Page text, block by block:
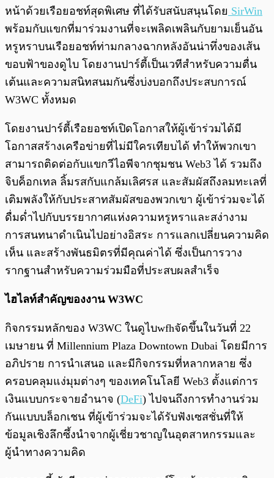
หน้าด้วยเรือยอชท์สุดพิเศษ ที่ได้รับสนับสนุนโดย SirWin
พร้อมกับแขกที่มาร่วมงานที่จะเพลิดเพลินกับยามเย็นอัน
หรูหราบนเรือยอชท์ท่ามกลางฉากหลังอันน่าทึ่งของเส้น
ขอบฟ้าของดูไบ โดยงานปาร์ตี้เป็นเวทีสำหรับความตื่น
เต้นและความสนิทสนมกันซึ่งบ่งบอกถึงประสบการณ์
W3WC ทั้งหมด
โดยงานปาร์ตี้เรือยอชท์เปิดโอกาสให้ผู้เข้าร่วมได้มี
โอกาสสร้างเครือข่ายที่ไม่มีใครเทียบได้ ทำให้พวกเขา
สามารถติดต่อกับแขกวีไอพีจากชุมชน Web3 ได้ รวมถึง
จิบค็อกเทล ลิ้มรสกับแกล้มเลิศรส และสัมผัสถึงลมทะเลที่
เติมพลังให้กับประสาทสัมผัสของพวกเขา ผู้เข้าร่วมจะได้
ดื่มด่ำไปกับบรรยากาศแห่งความหรูหราและสง่างาม
การสนทนาดำเนินไปอย่างอิสระ การแลกเปลี่ยนความคิด
เห็น และสร้างพันธมิตรที่มีคุณค่าได้ ซึ่งเป็นการวาง
รากฐานสำหรับความร่วมมือที่ประสบผลสำเร็จ
ไฮไลท์สำคัญของงาน W3WC
กิจกรรมหลักของ W3WC ในดูไบwfhจัดขึ้นในวันที่ 22
เมษายน ที่ Millennium Plaza Downtown Dubai โดยมีการ
อภิปราย การนำเสนอ และมีกิจกรรมที่หลากหลาย ซึ่ง
ครอบคลุมแง่มุมต่างๆ ของเทคโนโลยี Web3 ตั้งแต่การ
เงินแบบกระจายอำนาจ (DeFi) ไปจนถึงการทำงานร่วม
กันแบบบล็อกเชน ที่ผู้เข้าร่วมจะได้รับฟังเซสชั่นที่ให้
ข้อมูลเชิงลึกซึ้งนำจากผู้เชี่ยวชาญในอุตสาหกรรมและ
ผู้นำทางความคิด